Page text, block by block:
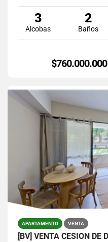
3
Alcobas
2
Baños
$760.000.000
APARTAMENTO VENTA